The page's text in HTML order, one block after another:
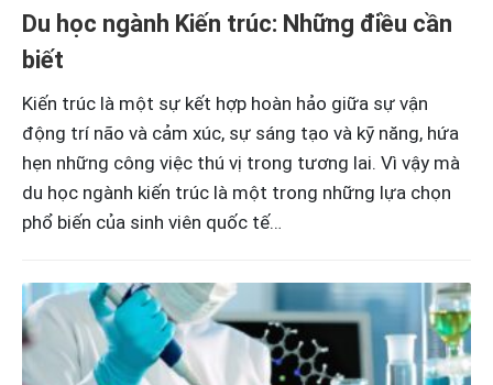
Du học ngành Kiến trúc: Những điều cần
biết
Kiến trúc là một sự kết hợp hoàn hảo giữa sự vận
động trí não và cảm xúc, sự sáng tạo và kỹ năng, hứa
hẹn những công việc thú vị trong tương lai. Vì vậy mà
du học ngành kiến trúc là một trong những lựa chọn
phổ biến của sinh viên quốc tế…